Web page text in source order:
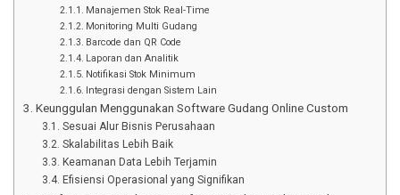
Manajemen Stok Real-Time
Monitoring Multi Gudang
Barcode dan QR Code
Laporan dan Analitik
Notifikasi Stok Minimum
Integrasi dengan Sistem Lain
Keunggulan Menggunakan Software Gudang Online Custom
Sesuai Alur Bisnis Perusahaan
Skalabilitas Lebih Baik
Keamanan Data Lebih Terjamin
Efisiensi Operasional yang Signifikan